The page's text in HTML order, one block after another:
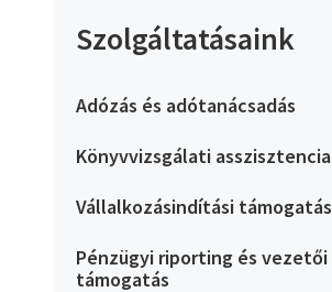
Szolgáltatásaink
Adózás és adótanácsadás
Könyvvizsgálati asszisztencia
Vállalkozásindítási támogatás
Pénzügyi riporting és vezetői
támogatás